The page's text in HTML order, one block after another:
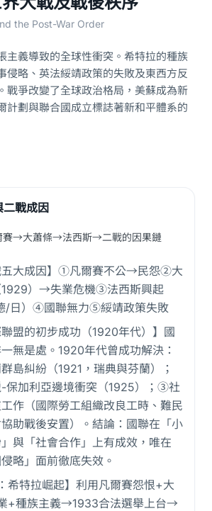
the Post-War Order
主義導致的全球性衝突。希特拉的種族
侵略、英法綏靖政策的失敗及東西方反
戰爭改變了全球政治格局，美蘇成為新
計劃與聯合國成立標誌著新和平體系的
戰成因
賽→大蕭條→法西斯→二戰的因果鏈
五大成因】①凡爾賽不公→民怨②大
1929）→失業危機③法西斯興起
/日）④國聯無力⑤綏靖政策失敗
聯盟的初步成功（1920年代）】國
無是處。1920年代曾成功解決：
島糾紛（1921，瑞典與芬蘭）；
加利亞邊境衝突（1925）；③社
作（國際勞工組織改良工時、難民
助戰後安置）。結論：國聯在「小
與「社會合作」上有成效，唯在
侵略」面前徹底失效。
希特拉崛起】利用凡爾賽怨恨+大
+種族主義→1933合法選舉上台→